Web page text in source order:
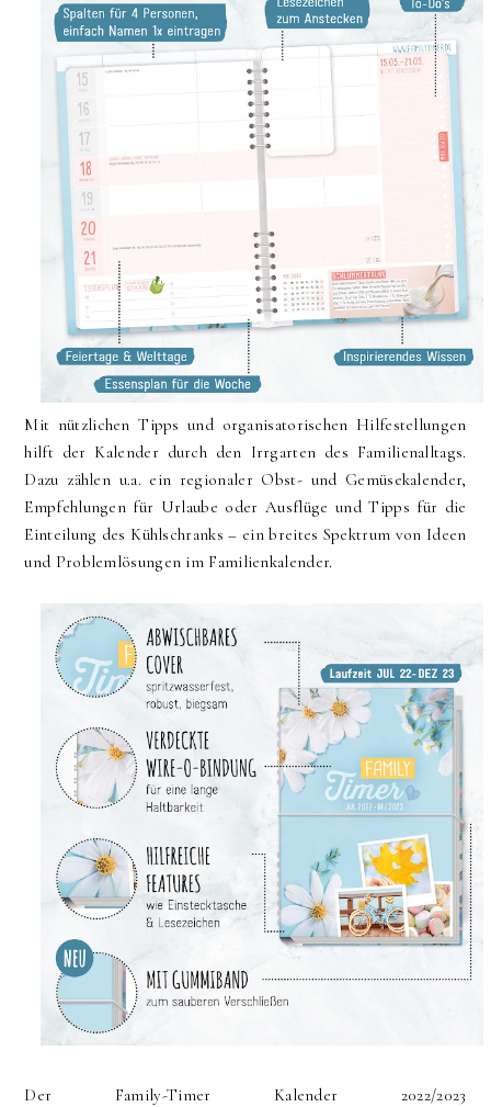
Mit nützlichen Tipps und organisatorischen Hilfestellungen
hilft der Kalender durch den Irrgarten des Familienalltags.
Dazu zählen u.a. ein regionaler Obst- und Gemüsekalender,
Empfehlungen für Urlaube oder Ausflüge und Tipps für die
Einteilung des Kühlschranks – ein breites Spektrum von Ideen
und Problemlösungen im Familienkalender.
Der Family-Timer Kalender 2022/2023